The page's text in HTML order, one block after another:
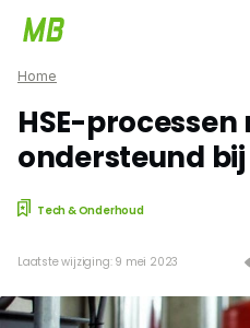
Home
HSE-
ondersteund
Tech & Onderhoud
Laatste wijziging: 9 mei 2023